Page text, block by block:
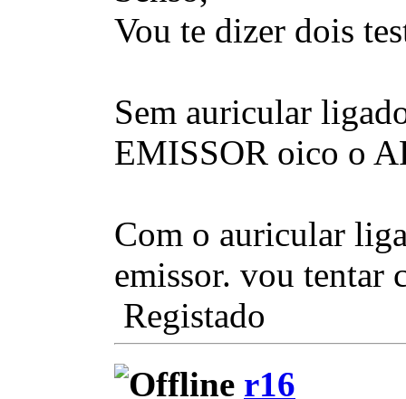
Vou te dizer dois
Sem auricular
EMISSOR oico o
Com o auricular
emissor. vou tentar
Registado
r16